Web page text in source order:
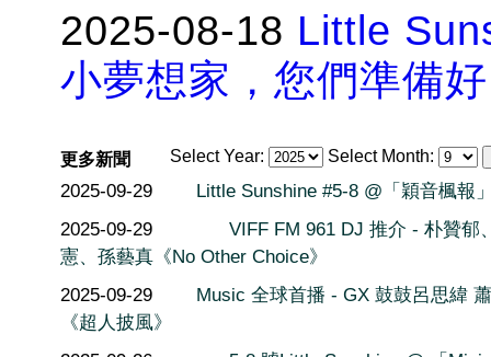
2025-08-18 Little
小夢想家，您們準備
Select Year: Select Month:
更多新聞
2025-09-29
Little Sunshine #5-8 @「穎音楓報
2025-09-29
VIFF FM 961 DJ 推介 - 朴贊郁
憲、孫藝真《No Other Choice》
2025-09-29
Music 全球首播 - GX 鼓鼓呂思緯
《超人披風》